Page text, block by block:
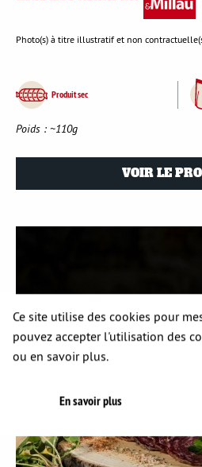
Photo(s) à titre illustratif et non
Produit sec
Poids : ~110g
VOIR LE
Ce site utilise des cookies pour
pouvez accepter l'utilisation des
ou en savoir plus.
En savoir plus